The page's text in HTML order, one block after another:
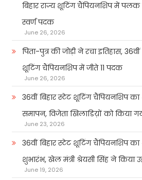
बिहार राज्य शूटिंग चैंपियनशिप में पलक
स्वर्ण पदक
June 26, 2026
पिता-पुत्र की जोड़ी ने रचा इतिहास, 36वीं
शूटिंग चैंपियनशिप में जीते 11 पदक
June 26, 2026
36वीं बिहार स्टेट शूटिंग चैंपियनशिप
समापन, विजेता खिलाडिय़ों को किया
June 23, 2026
36वीं बिहार स्टेट शूटिंग चैंपियनशिप
शुभारंभ, खेल मंत्री श्रेयसी सिंह ने किया
June 19, 2026